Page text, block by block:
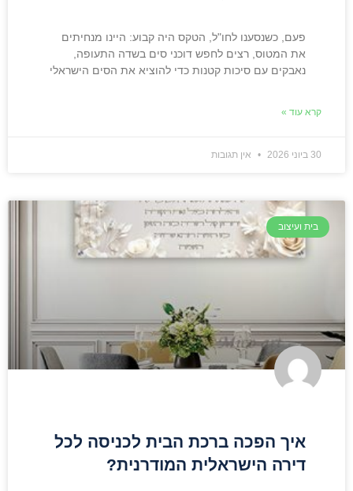
פעם, כשנסענו לחו"ל, הטקס היה קבוע: היינו מנחיתים
את המטוס, רצים לחפש דוכני סים בשדה התעופה,
נאבקים עם סיכות קטנות כדי להוציא את הסים הישראלי
קרא עוד »
30 ביוני 2026 אין תגובות
בית ועיצוב
איך הפכה ברכת הבית לכניסה לכל
דירה הישראלית המודרנית?